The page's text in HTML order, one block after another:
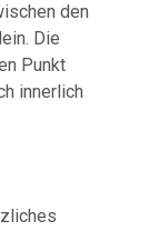
den
Die
Punkt
innerlich